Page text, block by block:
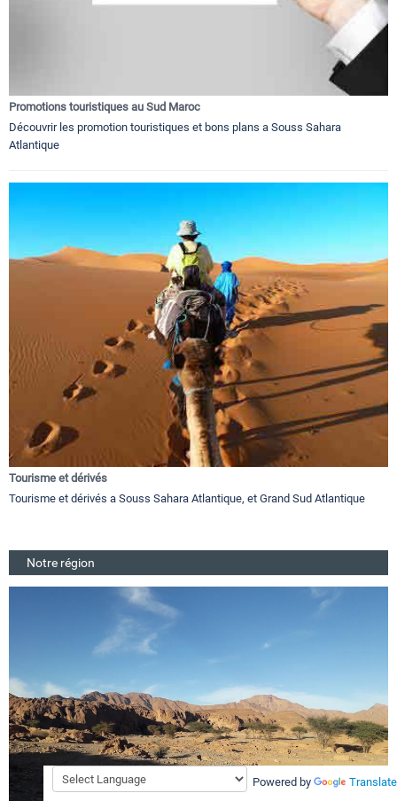
Promotions touristiques au Sud Maroc
Découvrir les promotion touristiques et bons plans a Souss Sahara
Atlantique
Tourisme et dérivés
Tourisme et dérivés a Souss Sahara Atlantique, et Grand Sud Atlantique
Notre région
Powered by Translate